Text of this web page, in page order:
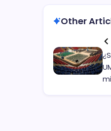
Other